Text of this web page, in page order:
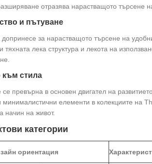
отразява нарастващото търсене
и пътуване
допринесе за нарастващото търсене на
лека структура и лекота на
към стила
се превърна в основен двигател на
минималистични елементи в колекциите на
начин на живот.
категории
ориентация